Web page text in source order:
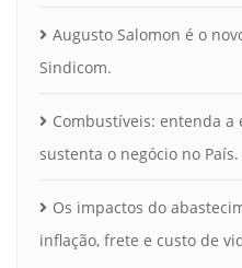
Augusto Salomon é o
Sindicom.
Combustíveis: entenda
sustenta o negócio no País.
Os impactos do
inflação, frete e custo de